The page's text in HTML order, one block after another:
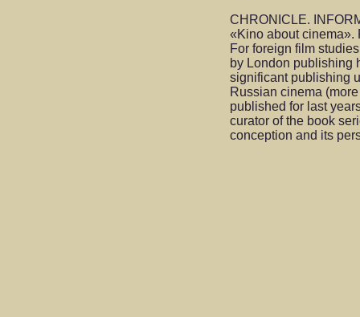
CHRONICLE.
«Kino about cinema».
For foreign film
by London publishing
significant publishing
Russian cinema
published for last
curator of the book
conception and its